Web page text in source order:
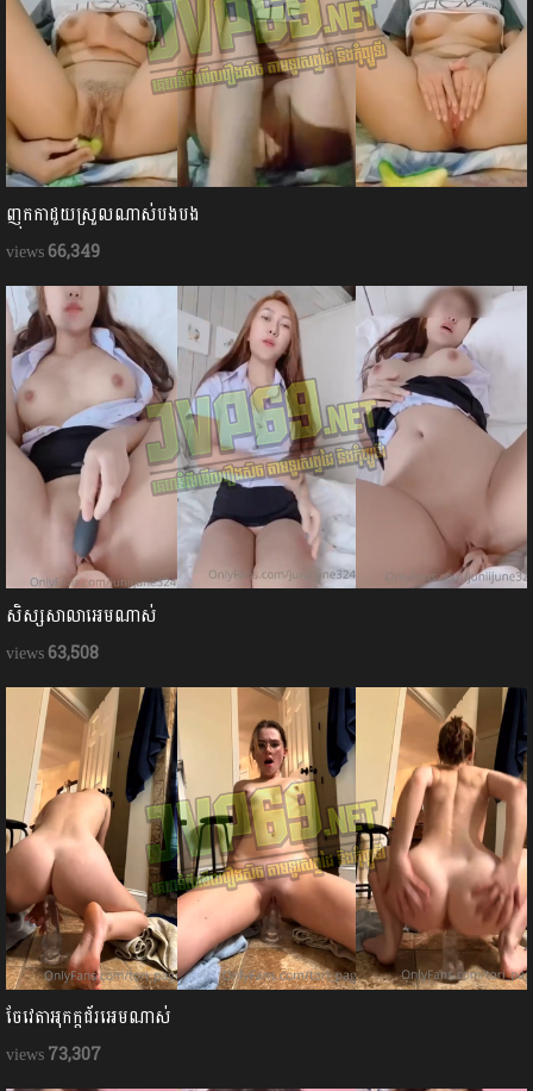
ញុកកាដួយស្រួលណាស់បងបង
66,349
សិស្សសាលាអេមណាស់
63,508
ចែវេតាអុកក្ដជ័រអេមណាស់
73,307